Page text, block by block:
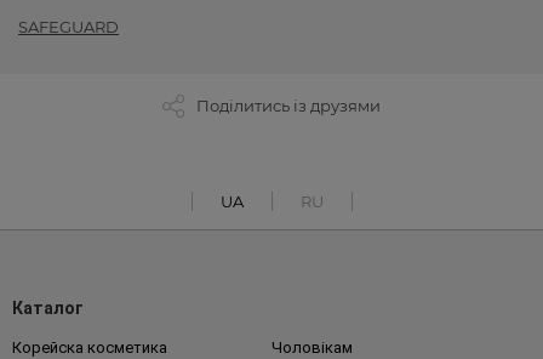
SAFEGUARD
Поділитись із друзями
UA RU
Каталог
Корейска косметика Чоловікам